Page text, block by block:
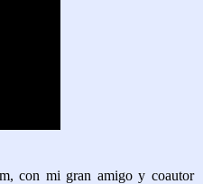
con mi gran amigo y coautor